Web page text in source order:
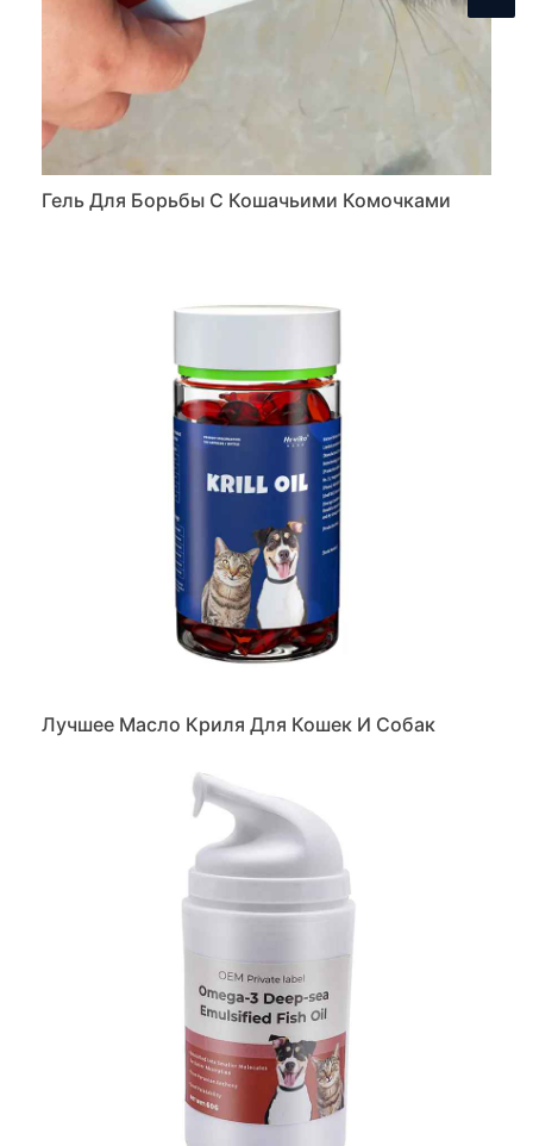
Гель Для Борьбы С Кошачьими Комочками
Лучшее Масло Криля Для Кошек И Собак